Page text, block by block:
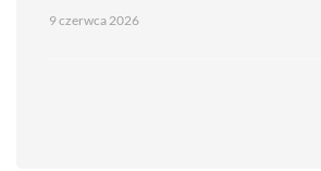
9 czerwca 2026